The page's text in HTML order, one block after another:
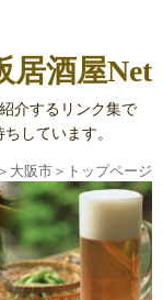
居酒屋Net
介するリンク集で
しています。
＞ 大阪市＞ トップページ